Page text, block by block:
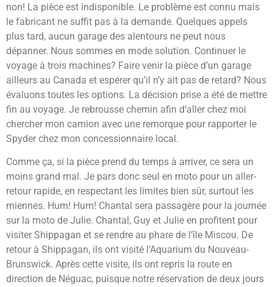
non! La pièce est indisponible. Le problème est connu mais
le fabricant ne suffit pas à la demande. Quelques appels
plus tard, aucun garage des alentours ne peut nous
dépanner. Nous sommes en mode solution. Continuer le
voyage à trois machines? Faire venir la pièce d’un garage
ailleurs au Canada et espérer qu’il n’y ait pas de retard? Nous
évaluons toutes les options. La décision prise a été de mettre
fin au voyage. Je rebrousse chemin afin d’aller chez moi
chercher mon camion avec une remorque pour rapporter le
Spyder chez mon concessionnaire local.
Comme ça, si la pièce prend du temps à arriver, ce sera un
moins grand mal. Je pars donc seul en moto pour un aller-
retour rapide, en respectant les limites bien sûr, surtout les
miennes. Hum! Hum! Chantal sera passagère pour la journée
sur la moto de Julie. Chantal, Guy et Julie en profitent pour
visiter Shippagan et se rendre au phare de l’île Miscou. De
retour à Shippagan, ils ont visité l’Aquarium du Nouveau-
Brunswick. Après cette visite, ils ont repris la route en
direction de Néguac, puisque notre réservation de deux jours